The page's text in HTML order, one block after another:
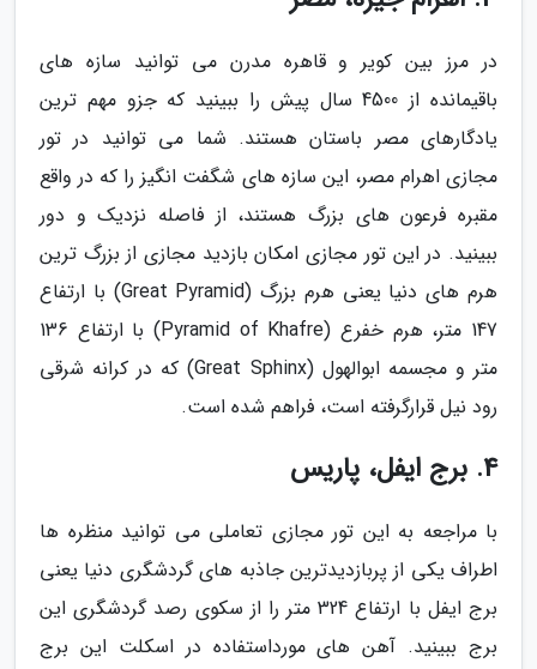
در مرز بین کویر و قاهره مدرن می توانید سازه های
باقیمانده از 4500 سال پیش را ببینید که جزو مهم ترین
یادگارهای مصر باستان هستند. شما می توانید در تور
مجازی اهرام مصر، این سازه های شگفت انگیز را که در واقع
مقبره فرعون های بزرگ هستند، از فاصله نزدیک و دور
ببینید. در این تور مجازی امکان بازدید مجازی از بزرگ ترین
هرم های دنیا یعنی هرم بزرگ (Great Pyramid) با ارتفاع
147 متر، هرم خفرع (Pyramid of Khafre) با ارتفاع 136
متر و مجسمه ابوالهول (Great Sphinx) که در کرانه شرقی
رود نیل قرارگرفته است، فراهم شده است.
4. برج ایفل، پاریس
با مراجعه به این تور مجازی تعاملی می توانید منظره ها
اطراف یکی از پربازدیدترین جاذبه های گردشگری دنیا یعنی
برج ایفل با ارتفاع 324 متر را از سکوی رصد گردشگری این
برج ببینید. آهن های مورداستفاده در اسکلت این برج